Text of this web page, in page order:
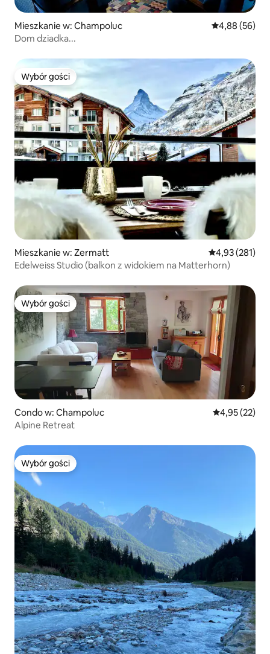
Mieszkanie w: Champoluc Średnia
4,88 (56)
Dom dziadka...
Wybór gości
Wybór gości
Mieszkanie w: Zermatt Średnia
4,93 (281)
Edelweiss Studio (balkon z widokiem na Matterhorn)
Wybór gości
Wybór gości
Condo w: Champoluc Średnia
4,95 (22)
Alpine Retreat
Wybór gości
Wybór gości